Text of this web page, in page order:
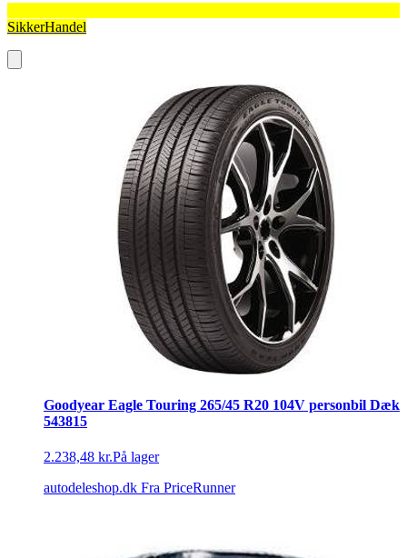
SikkerHandel
Goodyear Eagle Touring 265/45 R20 104V personbil Dæk
543815
2.238,48 kr.På lager
autodeleshop.dk Fra PriceRunner